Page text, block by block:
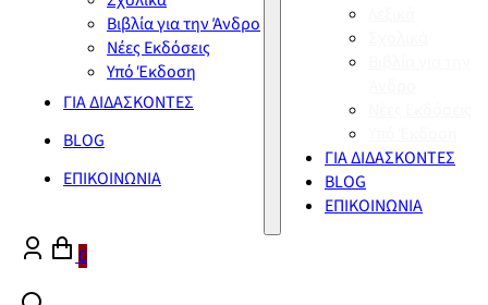
Βιβλία για την Άνδρο
Νέες Εκδόσεις
Υπό Έκδοση
ΓΙΑ ΔΙΔΑΣΚΟΝΤΕΣ
BLOG
ΕΠΙΚΟΙΝΩΝΙΑ
ΓΙΑ ΔΙΔΑΣΚΟΝΤΕΣ
BLOG
ΕΠΙΚΟΙΝΩΝΙΑ
0